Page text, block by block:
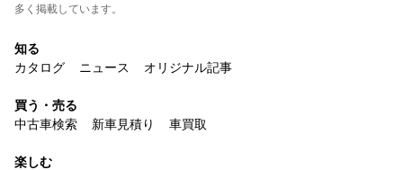
多く掲載しています。
知る
カタログ
ニュース オリジナル記事
買う・売る
中古車検索
新車見積り 車買取
楽しむ